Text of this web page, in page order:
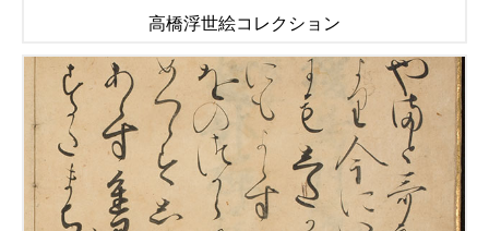
高橋浮世絵コレクション